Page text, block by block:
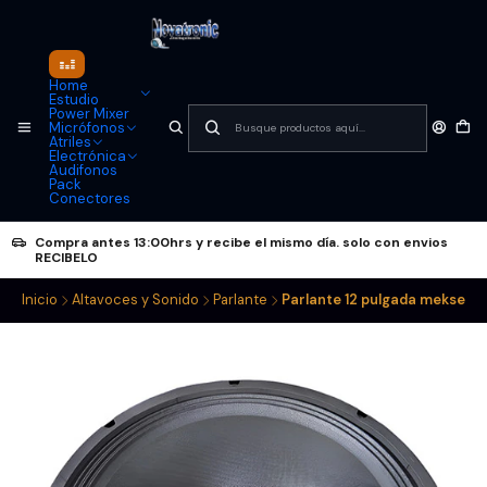
Home
Estudio
Power Mixer
Micrófonos
Atriles
Electrónica
Audifonos
Pack
Conectores
Compra antes 13:00hrs y recibe el mismo día. solo con envios
RECIBELO
Inicio Altavoces y Sonido Parlante Parlante 12 pulgada mekse